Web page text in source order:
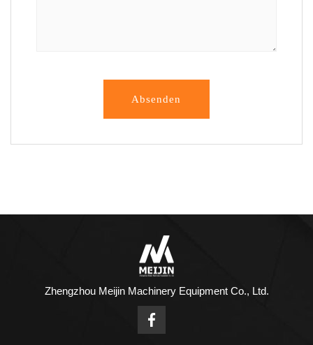
Absenden
Zhengzhou Meijin Machinery Equipment Co., Ltd.